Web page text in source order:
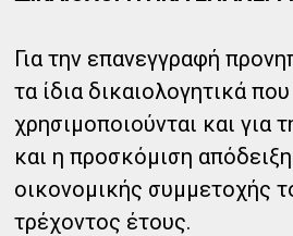
Για την επανεγγραφή
τα ίδια δικαιολογητικά που
χρησιμοποιούνται και για
και η προσκόμιση
οικονομικής συμμετοχής
τρέχοντος έτους.